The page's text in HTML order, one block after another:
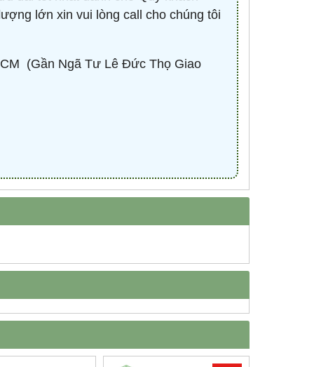
lớn xin vui lòng call cho chúng tôi
(Gần Ngã Tư Lê Đức Thọ Giao